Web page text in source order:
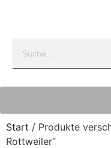
Start / Produkte
Rottweiler“